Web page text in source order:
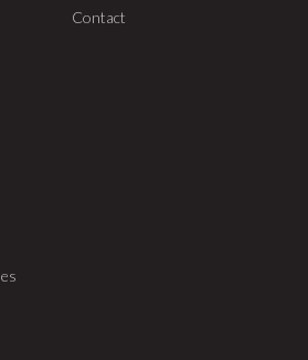
Contact